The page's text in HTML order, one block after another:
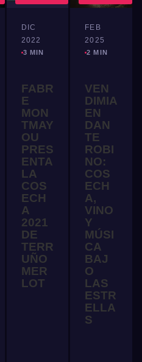
DIC
2022
3 MIN
FABR
E
MON
TMAY
OU
PRES
ENTA
LA
COS
ECH
A
2021
DE
TERR
UÑO
MER
LOT
FEB
2025
2 MIN
VEN
DIMIA
EN
DAN
TE
ROBI
NO:
COS
ECH
A,
VINO
Y
MÚSI
CA
BAJ
O
LAS
ESTR
ELLA
S